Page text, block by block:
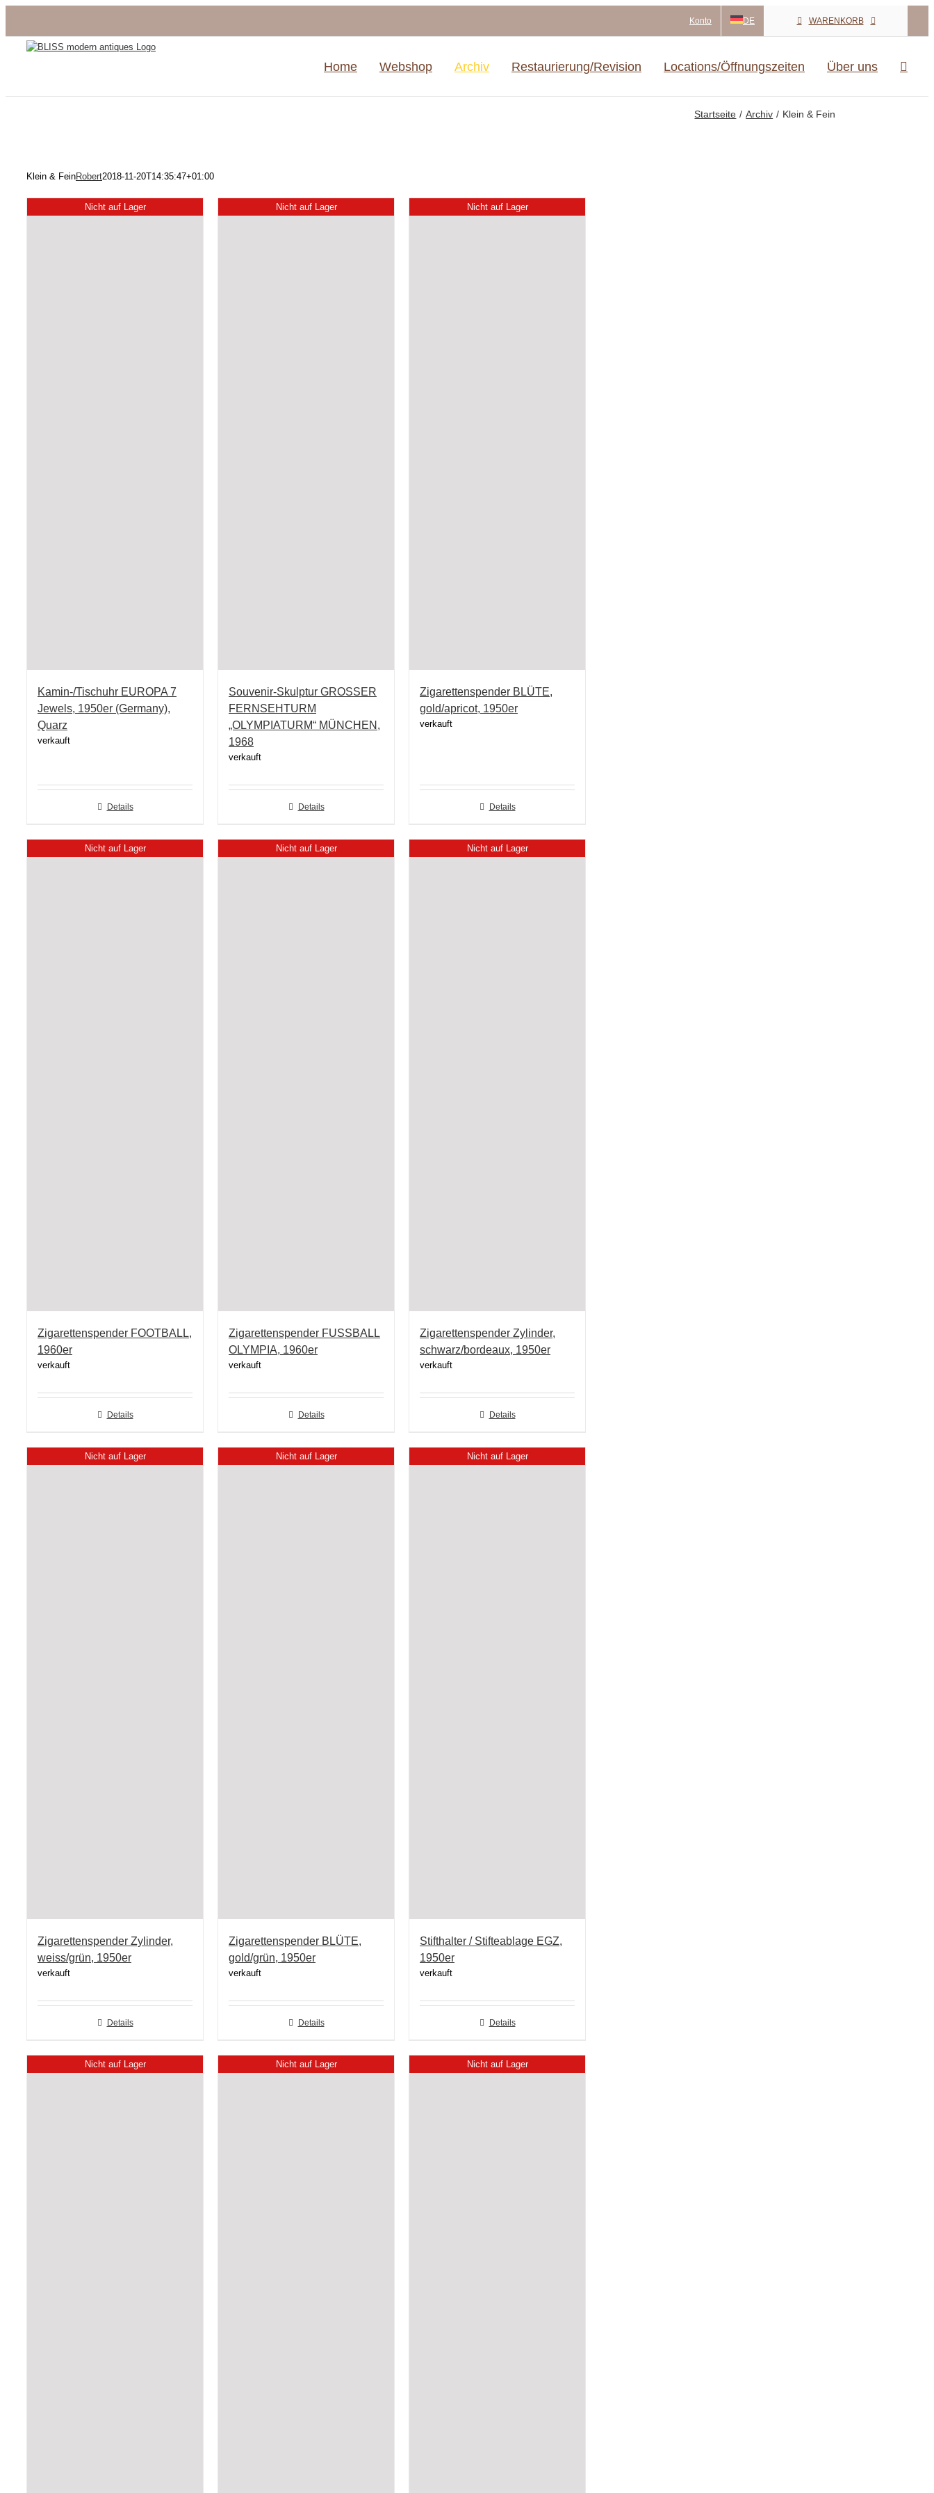
springen
Konto DE WARENKORB
Home Webshop Archiv Restaurierung/Revision Locations/Öffnungszeiten Über uns
Startseite Archiv Klein & Fein
Klein & FeinRobert2018-11-20T14:35:47+01:00
Nicht auf Lager
Kamin-/Tischuhr EUROPA 7
Jewels, 1950er (Germany),
Quarz
verkauft
Details
Nicht auf Lager
Souvenir-Skulptur GROSSER
FERNSEHTURM
„OLYMPIATURM“ MÜNCHEN,
1968
verkauft
Details
Nicht auf Lager
Zigarettenspender BLÜTE,
gold/apricot, 1950er
verkauft
Details
Nicht auf Lager
Zigarettenspender FOOTBALL,
1960er
verkauft
Details
Nicht auf Lager
Zigarettenspender FUSSBALL
OLYMPIA, 1960er
verkauft
Details
Nicht auf Lager
Zigarettenspender Zylinder,
schwarz/bordeaux, 1950er
verkauft
Details
Nicht auf Lager
Zigarettenspender Zylinder,
weiss/grün, 1950er
verkauft
Details
Nicht auf Lager
Zigarettenspender BLÜTE,
gold/grün, 1950er
verkauft
Details
Nicht auf Lager
Stifthalter / Stifteablage EGZ,
1950er
verkauft
Details
Nicht auf Lager Nicht auf Lager Nicht auf Lager